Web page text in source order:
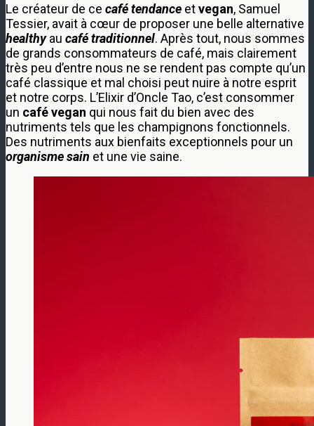
Le créateur de ce café tendance etvegan, Samuel
Tessier, avait à cœur de proposer une belle alternative
healthyau café traditionnel. Après tout, nous sommes
de grands consommateurs de café, mais clairement
très peu d’entre nous ne se rendent pas compte qu’un
café classique et mal choisi peut nuire à notre esprit
et notre corps. L’Elixir d’Oncle Tao, c’est consommer
un café vegan qui nous fait du bien avec des
nutriments tels que les champignons fonctionnels.
Des nutriments aux bienfaits exceptionnels pour un
organisme sain et une vie saine.